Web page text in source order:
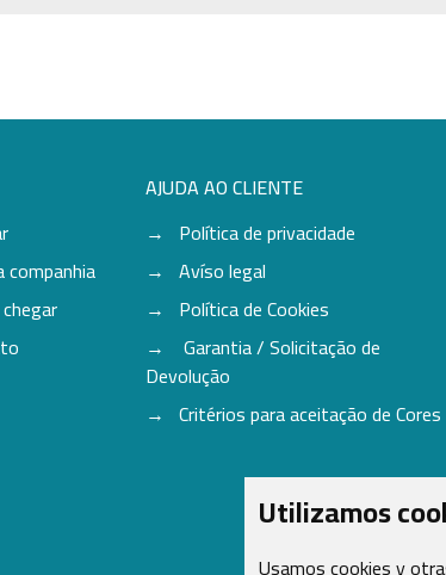
Utilizamos
Usamos cookies y
companhia
AJUDA AO CLIENTE
Política de privacidade
Avíso legal
Política de Cookies
Garantia / Solicitação de
Devolução
Critérios para aceitação de Cores